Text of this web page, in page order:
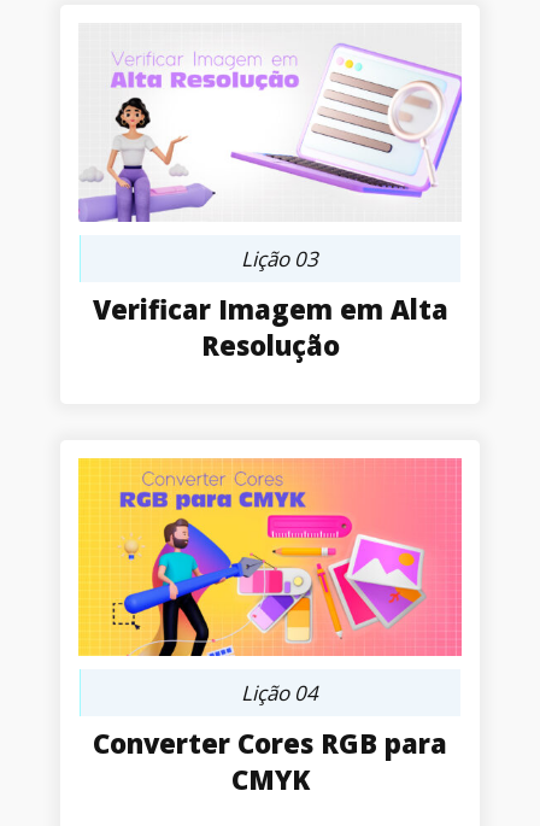
Lição 03
Verificar Imagem em Alta
Resolução
Lição 04
Converter Cores RGB para
CMYK